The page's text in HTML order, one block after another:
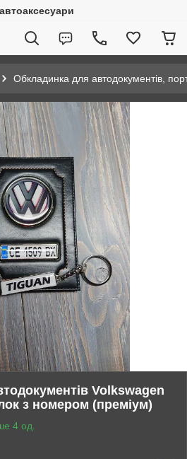
Обкладинка для автодокументів,
Volkswagen
з номером (преміум)
4 од.